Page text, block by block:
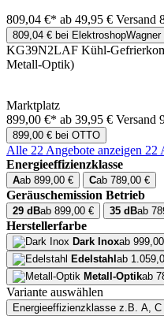
809,04 €* ab 49,95 € Versand
809,04 € bei ElektroshopWagner
KG39N2LAF Kühl-
Metall-Optik)
Marktplatz
899,00 €* ab 39,95 € Versand
899,00 € bei OTTO
Alle 22 Angebote anzeigen 22
Energieeffizienzklasse
Aab 899,00 € Cab 789,00 €
Geräuschemission Betrieb
29 dBab 899,00 € 35 dBab
Herstellerfarbe
Dark Inoxab
Edelstahl ab
Metall-Optikab
Variante auswählen
Energieeffizienzklasse z.B. A, C